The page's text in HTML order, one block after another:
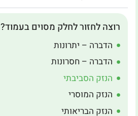
רוצה לחזור לחלק מסוים בעמוד?
הדברה – יתרונות
הדברה – חסרונות
הנזק הסביבתי
הנזק המוסרי
הנזק הבריאותי